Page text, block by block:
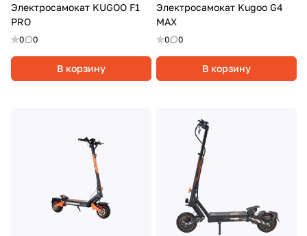
Электросамокат KUGOO F1
PRO
0 0
В корзину
Электросамокат Kugoo G4
MAX
0 0
В корзину